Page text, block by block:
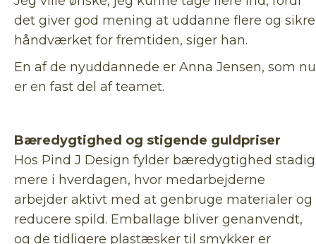
det giver god mening at uddanne flere og sikre
håndværket for fremtiden, siger han.
En af de nyuddannede er Anna Jensen, som nu
er en fast del af teamet.
Bæredygtighed og stigende guldpriser
Hos Pind J Design fylder bæredygtighed stadig
mere i hverdagen, hvor medarbejderne
arbejder aktivt med at genbruge materialer og
reducere spild. Emballage bliver genanvendt,
og de tidligere plastæsker til smykker er